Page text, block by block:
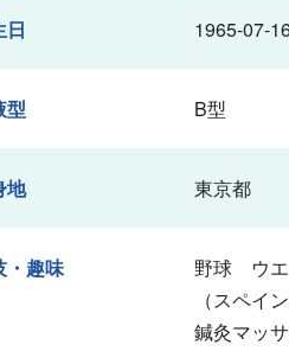
日 1965-07-
型 B型
地 東京都
・趣味
野球 ウ
（スペイ
鍼灸マッ